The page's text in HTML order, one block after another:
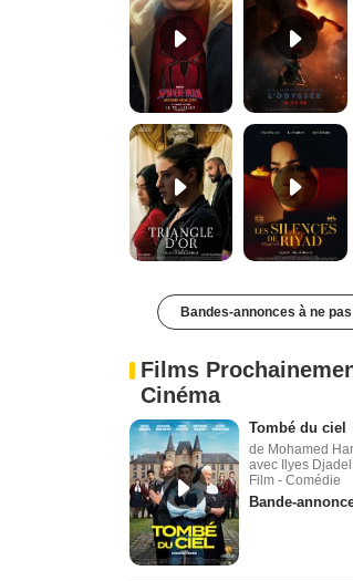
Les Silences de Riyad Bande-annonce VO STFR
Bandes-annonces à ne
Films
Cinéma
Tombé du ciel
de Mohamed
avec Ilyes
Film - Comédie
Bande-